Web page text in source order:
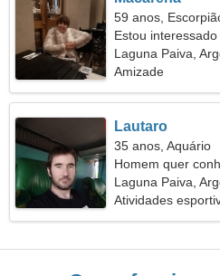
59 anos,
Estou
Laguna Paiva,
Amizade
Lautaro
35 anos, Aquário
Homem quer
Laguna Paiva,
Atividades